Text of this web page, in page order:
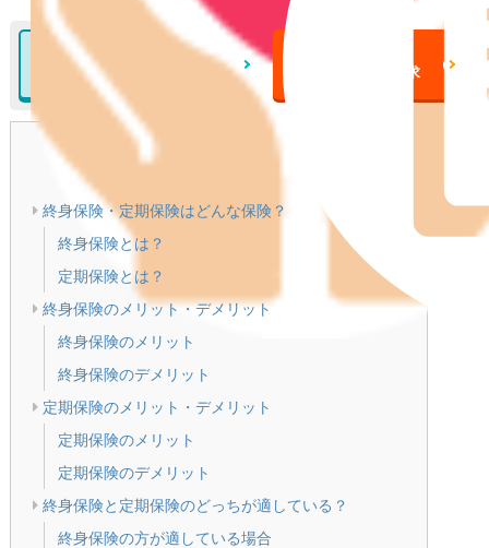
終身保険について
の詳細をみる
一括資料請求
終身保険・定期保険はどんな保険？
終身保険とは？
定期保険とは？
終身保険のメリット・デメリット
終身保険のメリット
終身保険のデメリット
定期保険のメリット・デメリット
定期保険のメリット
定期保険のデメリット
終身保険と定期保険のどっちが適している？
終身保険の方が適している場合